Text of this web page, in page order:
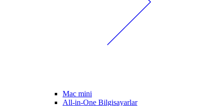
Mac mini
All-in-One Bilgisayarlar